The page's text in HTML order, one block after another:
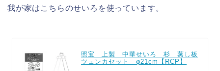
我が家はこちらのせいろを使っています。
照宝 上製 中華せいろ 杉 蒸し板
ツェンカセット φ21cm【RCP】